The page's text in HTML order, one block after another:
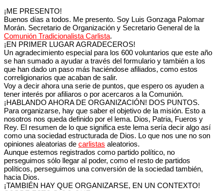
¡ME PRESENTO!
Buenos días a todos. Me presento. Soy Luis Gonzaga Palomar
Morán. Secretario de Organización y Secretario General de la
Comunión Tradicionalista Carlista.
¡EN PRIMER LUGAR AGRADECEROS!
Un agradecimiento especial para los 600 voluntarios que este año
se han sumado a ayudar a través del formulario y también a los
que han dado un paso más haciéndose afiliados, como estos
correligionarios que acaban de salir.
Voy a decir ahora una serie de puntos, que espero os ayuden a
tener interés por afiliaros o por acercaros a la Comunión.
¡HABLANDO AHORA DE ORGANIZACIÓN! DOS PUNTOS.
Para organizarse, hay que saber el objetivo de la misión. Esto a
nosotros nos queda definido por el lema. Dios, Patria, Fueros y
Rey. El resumen de lo que significa este lema sería decir algo así
como una sociedad estructurada de Dios. Lo que nos une no son
opiniones aleatorias de carlistas aleatorios.
Aunque estemos registrados como partido político, no
perseguimos sólo llegar al poder, como el resto de partidos
políticos, perseguimos una conversión de la sociedad también,
hacia Dios.
¡TAMBIÉN HAY QUE ORGANIZARSE, EN UN CONTEXTO!